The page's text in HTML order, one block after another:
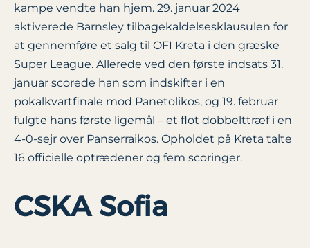
kampe vendte han hjem. 29. januar 2024
aktiverede Barnsley tilbagekaldelsesklausulen for
at gennemføre et salg til OFI Kreta i den græske
Super League. Allerede ved den første indsats 31.
januar scorede han som indskifter i en
pokalkvartfinale mod Panetolikos, og 19. februar
fulgte hans første ligemål – et flot dobbelttræf i en
4-0-sejr over Panserraikos. Opholdet på Kreta talte
16 officielle optrædener og fem scoringer.
CSKA Sofia